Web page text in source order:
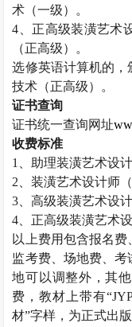
术（一级）。
4 、正高级装潢艺术
（正高级）。
选修英语计算机的，
技术（正高级）。
证书查询
证书统一查询网址
收费标准
1
、助理装潢艺术设
2 、装潢艺术设计师
3 、高级装潢艺术设
4 、正高级装潢艺术
以上费用包含报名费
监考费、场地费、考
地可以调整外，其
费，教材上带有“
材”字样，为正式出版